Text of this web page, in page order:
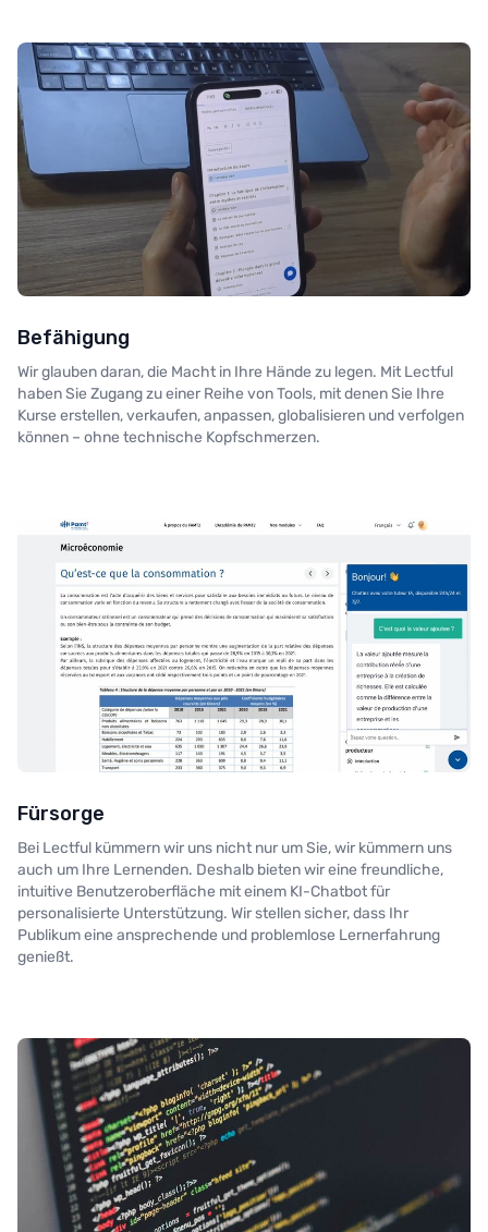
Befähigung
Wir glauben daran, die Macht in Ihre Hände zu legen. Mit Lectful
haben Sie Zugang zu einer Reihe von Tools, mit denen Sie Ihre
Kurse erstellen, verkaufen, anpassen, globalisieren und verfolgen
können – ohne technische Kopfschmerzen.
Fürsorge
Bei Lectful kümmern wir uns nicht nur um Sie, wir kümmern uns
auch um Ihre Lernenden. Deshalb bieten wir eine freundliche,
intuitive Benutzeroberfläche mit einem KI-Chatbot für
personalisierte Unterstützung. Wir stellen sicher, dass Ihr
Publikum eine ansprechende und problemlose Lernerfahrung
genießt.